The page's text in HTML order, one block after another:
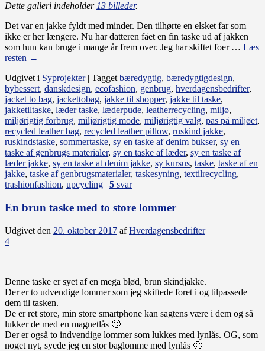
Dette galleri indeholder 13 billeder.
Det var en jakke fyldt med minder. Den tilhørte en elsket far som
ikke er her længere. Nu har datteren fået en fin taske ud af jakken
som hun kan bruge i mange år frem over. Jeg har skiftet foer … Læs
resten →
Udgivet i Syprojekter | Tagget bæredygtig, bæredygtigdesign,
bybessert, danskdesign, ecofashion, genbrug, hverdagensbedrifter,
jacket to bag, jackettobag, jakke til shopper, jakke til taske,
jakketiltaske, læder taske, læderpude, leatherrecycling, miljø,
miljørigtig forbrug, miljørigtig mode, miljørigtig valg, pas på miljøet,
recycled leather bag, recycled leather pillow, ruskind jakke,
ruskindstaske, sommertaske, sy en taske af denim bukser, sy en
taske af genbrugs materialer, sy en taske af læder, sy en taske af
læder jakke, sy en taske at denim jakke, sy kursus, taske, taske af en
jakke, taske af genbrugsmaterialer, taskesyning, textilrecycling,
trashionfashion, upcycling | 5 svar
En brun taske med to store lommer
Udgivet den 20. oktober 2017 afHverdagensbedrifter
4
Denne taske er syet af en mega blød, brun skindjakke.
Der er to udvendige lommer som jeg skiftede foret i og tilpassede
dem til tasken.
De er ret store, min store smartphone kan sagtens være i dem og så
lukker de med en magnetlås 🙂
Der er også to indvendige lommer som lukkes med lynlås. OG, som
noget nyt, syede jeg en stor baglomme med lynlås 🙂